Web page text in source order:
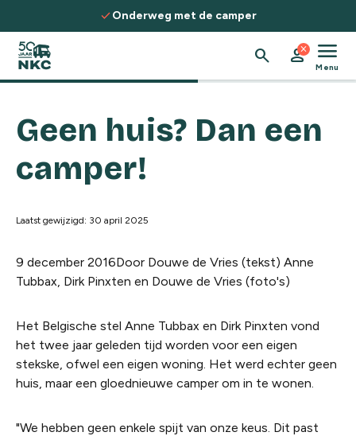
Spring naar de inhoud
met de camper check
search person
close menu
Menu
Geen huis? Dan een
camper!
Laatst gewijzigd: 30 april 2025
9 december 2016Door Douwe de Vries (tekst) Anne
Tubbax, Dirk Pinxten en Douwe de Vries (foto's)
Het Belgische stel Anne Tubbax en Dirk Pinxten vond
het twee jaar geleden tijd worden voor een eigen
stekske, ofwel een eigen woning. Het werd echter geen
huis, maar een gloednieuwe camper om in te wonen.
"We hebben geen enkele spijt van onze keus. Dit past